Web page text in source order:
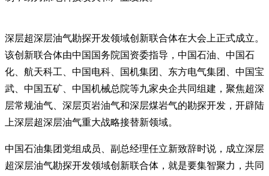
深层超深层油气勘探开发领域创新联合体在大会上正式成立。
该创新联合体由中国国务院国资委指导，中国石油、中国石
化、航天科工、中国电科、国机集团、东方电气集团、中国宝
武、中国五矿、中国机械总院等九家央企共同组建，聚焦超深
层常规油气、深层页岩油气和深层煤岩气的勘探开发，开辟陆
上深层超深层油气重大战略接替新领域。
中国石油集团党组成员、副总经理任立新致辞时说，成立深层
超深层油气勘探开发领域创新联合体，就是要集智聚力，共同